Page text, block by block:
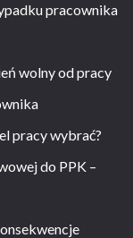
pracownika
wolny od pracy
pracy wybrać?
do PPK –